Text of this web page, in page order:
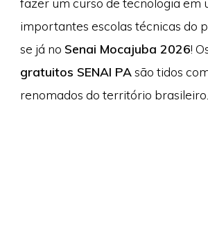
importantes escolas técnicas do
se já no Senai Mocajuba 2026!
gratuitos SENAI PAsão tidos
renomados do território brasileiro.